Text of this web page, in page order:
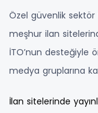
Özel güvenlik
meşhur ilan
İTO’nun desteğiyle
medya gruplarına
İlan sitelerinde